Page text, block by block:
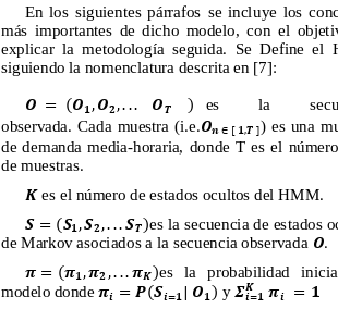
En los siguientes párrafos se incluye los co
más importantes de dicho modelo, con el
explicar la metodología seguida. Se Define el
siguiendo la nomenclatura descrita en [7]:
  󰇛        󰇜 es la
observada. Cada muestra (i.e.󰇟󰇠 ) es una
de demanda media-horaria, donde T es el
de muestras.
 es el número de estados ocultos del HMM.
  󰇛     󰇜es la secuencia de estados
de Markov asociados a la secuencia observada .
  󰇛     󰇜es la probabilidad
modelo donde   󰇛   󰇜 y 
   